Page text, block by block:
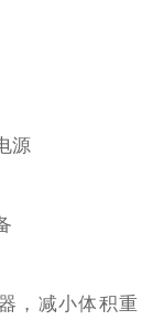
源
，减小体积重